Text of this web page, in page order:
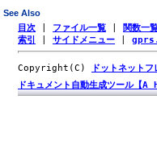
See Also
目次 ファイル一覧 関数一
索引
サイドメニュー
Copyright(C) ドットネット
ドキュメント自動生成ツール【A